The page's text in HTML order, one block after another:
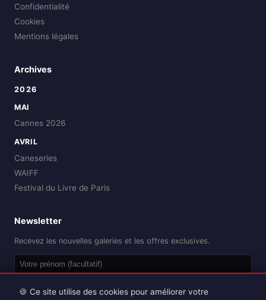
Confidentialité
Cookies
Mentions légales
Archives
2026
MAI
Cannes 2026
AVRIL
Caneseries
WAIFF
Festival du Livre de Paris
Newsletter
Recevez les nouvelles galeries et les offres exclusives.
🍪 Ce site utilise des cookies pour améliorer votre